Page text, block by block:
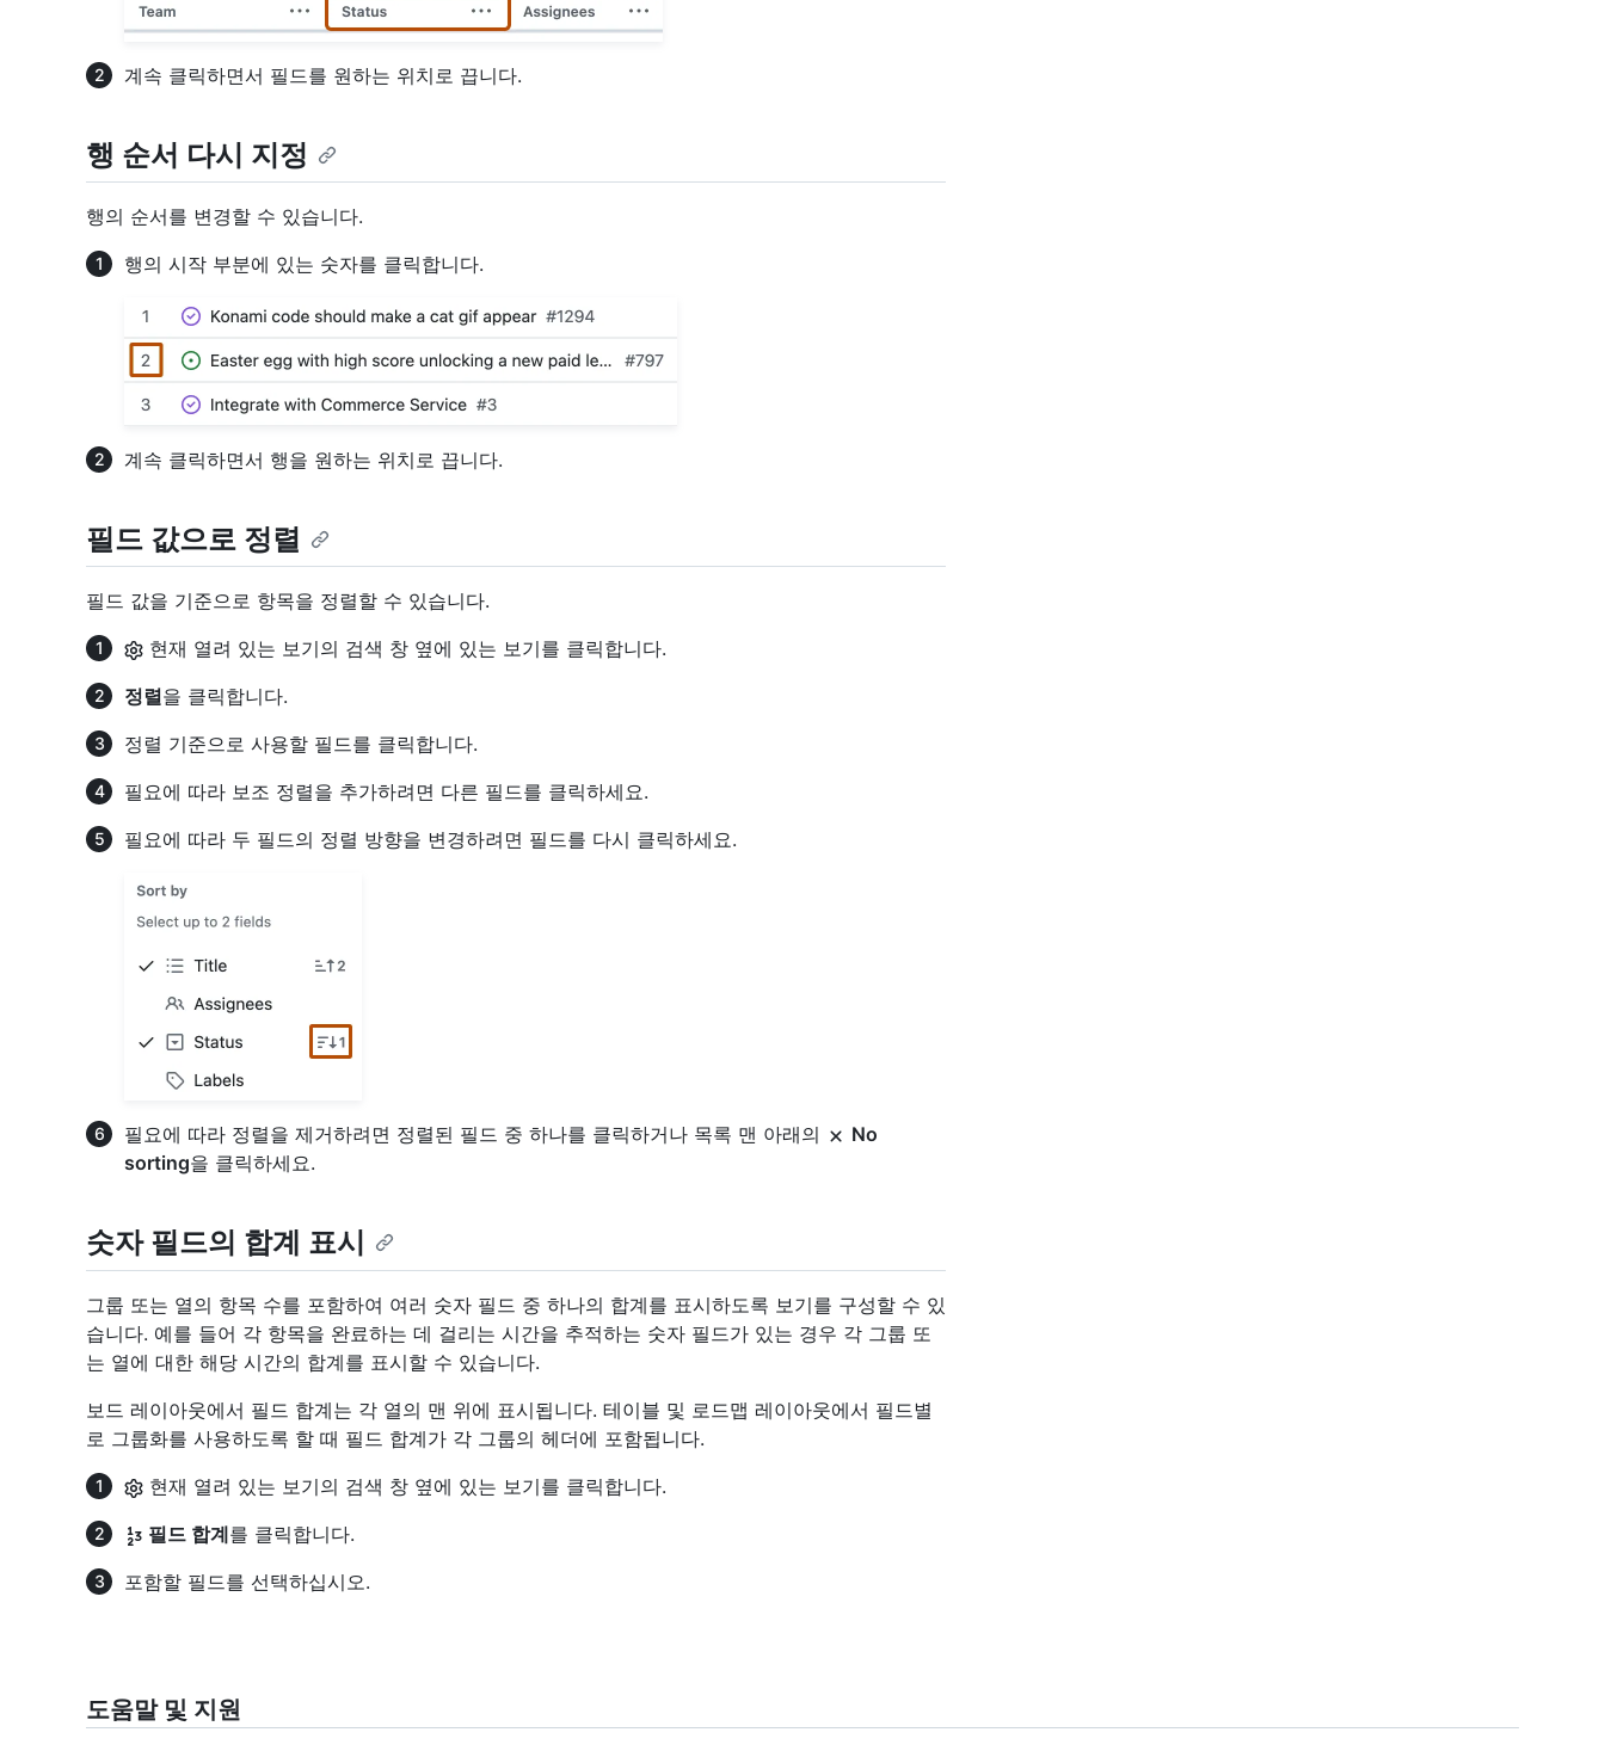
계속 클릭하면서 필드를 원하는 위치로 끕니다.
행 순서 다시 지정
행의 순서를 변경할 수 있습니다.
행의 시작 부분에 있는 숫자를 클릭합니다.
계속 클릭하면서 행을 원하는 위치로 끕니다.
필드 값으로 정렬
필드 값을 기준으로 항목을 정렬할 수 있습니다.
현재 열려 있는 보기의 검색 창 옆에 있는 보기를 클릭합니다.
정렬을 클릭합니다.
정렬 기준으로 사용할 필드를 클릭합니다.
필요에 따라 보조 정렬을 추가하려면 다른 필드를 클릭하세요.
필요에 따라 두 필드의 정렬 방향을 변경하려면 필드를 다시 클릭하세요.
필요에 따라 정렬을 제거하려면 정렬된 필드 중 하나를 클릭하거나 목록 맨 아래의
No
sorting을 클릭하세요.
숫자 필드의 합계 표시
그룹 또는 열의 항목 수를 포함하여 여러 숫자 필드 중 하나의 합계를 표시하도록 보기를 구성할 수 있
습니다. 예를 들어 각 항목을 완료하는 데 걸리는 시간을 추적하는 숫자 필드가 있는 경우 각 그룹 또
는 열에 대한 해당 시간의 합계를 표시할 수 있습니다.
보드 레이아웃에서 필드 합계는 각 열의 맨 위에 표시됩니다. 테이블 및 로드맵 레이아웃에서 필드별
로 그룹화를 사용하도록 할 때 필드 합계가 각 그룹의 헤더에 포함됩니다.
현재 열려 있는 보기의 검색 창 옆에 있는 보기를 클릭합니다.
필드 합계를 클릭합니다.
포함할 필드를 선택하십시오.
도움말 및 지원